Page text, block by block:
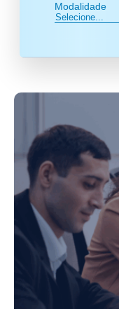
Modalidade